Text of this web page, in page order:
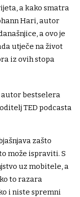
a kako smatra
Hari, autor
a ovo je
utječe na život
iz ovih stopa
autor bestselera
TED podcasta
zašto
može ispraviti. S
uz mobitele, a
to razara
i niste spremni